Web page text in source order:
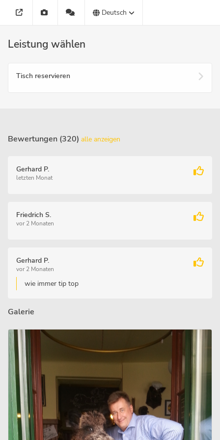
Deutsch
Leistung wählen
Tisch reservieren
Bewertungen (320) alle anzeigen
Gerhard P.
letzten Monat
Friedrich S.
vor 2 Monaten
Gerhard P.
vor 2 Monaten
wie immer tip top
Galerie